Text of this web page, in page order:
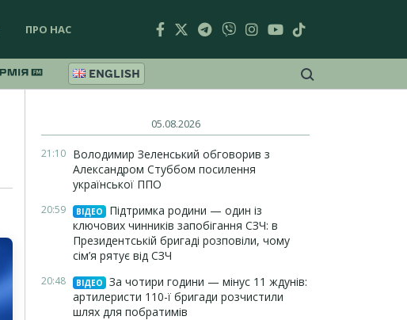
ПРО НАС
ENGLISH
05.08.2026
21:10 Володимир Зеленський обговорив з
Александром Стуббом посилення
української ППО
20:59 ВІДЕО
Підтримка родини — один із
ключових чинників запобігання СЗЧ: в
Президентській бригаді розповіли, чому
сім’я рятує від СЗЧ
20:48 ВІДЕО
За чотири години — мінус 11 ждунів:
артилеристи 110-ї бригади розчистили
шлях для побратимів